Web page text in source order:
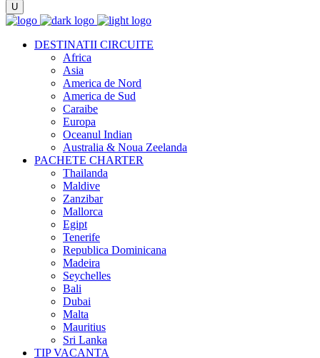
DESTINATII CIRCUITE
Africa
Asia
America de Nord
America de Sud
Caraibe
Europa
Oceanul Indian
Australia & Noua Zeelanda
PACHETE CHARTER
Thailanda
Maldive
Zanzibar
Mallorca
Egipt
Tenerife
Republica Dominicana
Madeira
Seychelles
Bali
Dubai
Malta
Mauritius
Sri Lanka
TIP VACANTA